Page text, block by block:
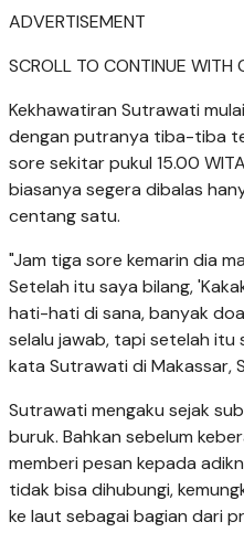
ADVERTISEMENT
SCROLL TO CONTINUE WITH
Kekhawatiran Sutrawati
dengan putranya tiba-tiba
sore sekitar pukul 15.00
biasanya segera dibalas
centang satu.
"Jam tiga sore kemarin dia
Setelah itu saya bilang,
hati-hati di sana, banyak
selalu jawab, tapi setelah itu
kata Sutrawati di Makassar,
Sutrawati mengaku sejak
buruk. Bahkan sebelum
memberi pesan kepada
tidak bisa dihubungi,
ke laut sebagai bagian dari